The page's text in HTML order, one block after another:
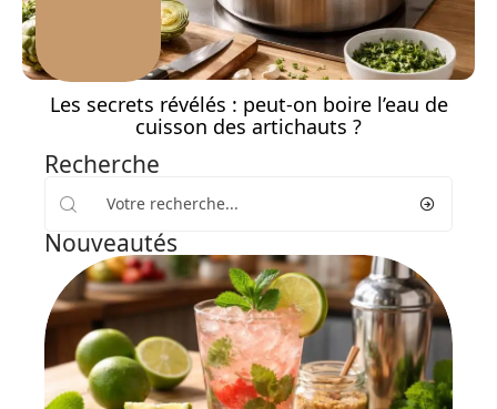
Les secrets révélés : peut-on boire l’eau de
cuisson des artichauts ?
Recherche
Nouveautés